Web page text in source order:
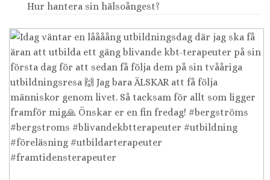
Hur hantera sin hälsoångest?